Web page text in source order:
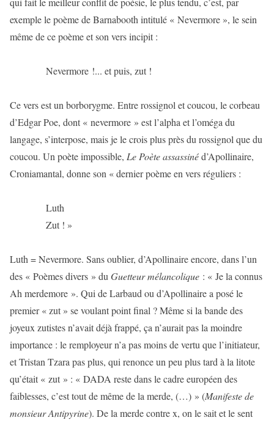
exemple le poème de Barnabooth intitulé « Nevermore », le sein
même de ce poème et son vers incipit :
Nevermore !... et puis, zut !
Ce vers est un borborygme. Entre rossignol et coucou, le corbeau
d’Edgar Poe, dont « nevermore » est l’alpha et l’oméga du
langage, s’interpose, mais je le crois plus près du rossignol que du
coucou. Un poète impossible, Le Poète assassinéd’Apollinaire,
Croniamantal, donne son « dernier poème en vers réguliers :
Luth
Zut ! »
Luth = Nevermore. Sans oublier, d’Apollinaire encore, dans l’un
des « Poèmes divers » du Guetteur mélancolique : « Je la connus
Ah merdemore ». Qui de Larbaud ou d’Apollinaire a posé le
premier « zut » se voulant point final ? Même si la bande des
joyeux zutistes n’avait déjà frappé, ça n’aurait pas la moindre
importance : le remployeur n’a pas moins de vertu que l’initiateur,
et Tristan Tzara pas plus, qui renonce un peu plus tard à la litote
qu’était « zut » : « DADA reste dans le cadre européen des
faiblesses, c’est tout de même de la merde, (…) » (Manifeste de
monsieur Antipyrine). De la merde contre x, on le sait et le sent